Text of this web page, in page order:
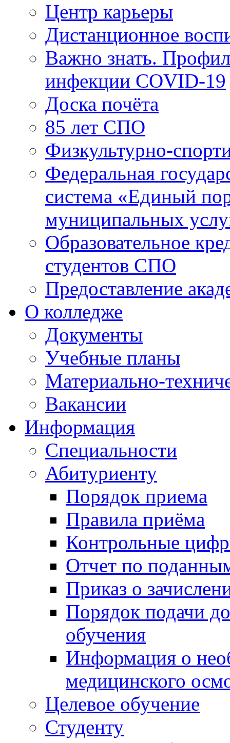
Центр карьеры
Дистанционное
Важно знать.
инфекции COVID-19
Доска почёта
85 лет СПО
Физкультурно-
Федеральная
система «Единый
муниципальных
Образовательное
студентов СПО
Предоставление
О колледже
Документы
Учебные планы
Материально-
Вакансии
Информация
Специальности
Абитуриенту
Порядок приема
Правила приёма
Контрольные
Отчет по
Приказ о
Порядок подачи
обучения
Информация о
медицинского
Целевое обучение
Студенту